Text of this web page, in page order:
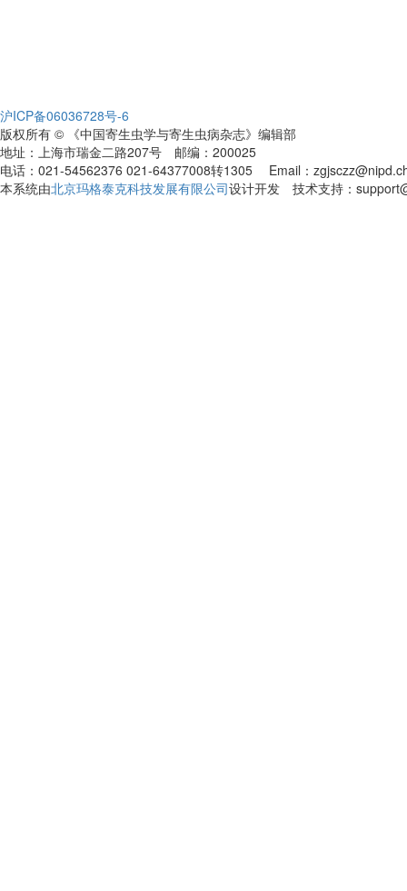
沪ICP备06036728号-6
版权所有 © 《中国寄生虫学与寄生虫病杂志》编辑部
地址：上海市瑞金二路207号 邮编：200025
电话：021-54562376 021-64377008转1305 Email：
本系统由北京玛格泰克科技发展有限公司设计开发 技术支持：